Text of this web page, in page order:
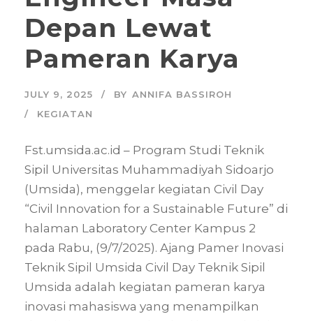
Depan Lewat
Pameran Karya
JULY 9, 2025 BY ANNIFA BASSIROH
KEGIATAN
Fst.umsida.ac.id – Program Studi Teknik
Sipil Universitas Muhammadiyah Sidoarjo
(Umsida), menggelar kegiatan Civil Day
“Civil Innovation for a Sustainable Future” di
halaman Laboratory Center Kampus 2
pada Rabu, (9/7/2025). Ajang Pamer Inovasi
Teknik Sipil Umsida Civil Day Teknik Sipil
Umsida adalah kegiatan pameran karya
inovasi mahasiswa yang menampilkan